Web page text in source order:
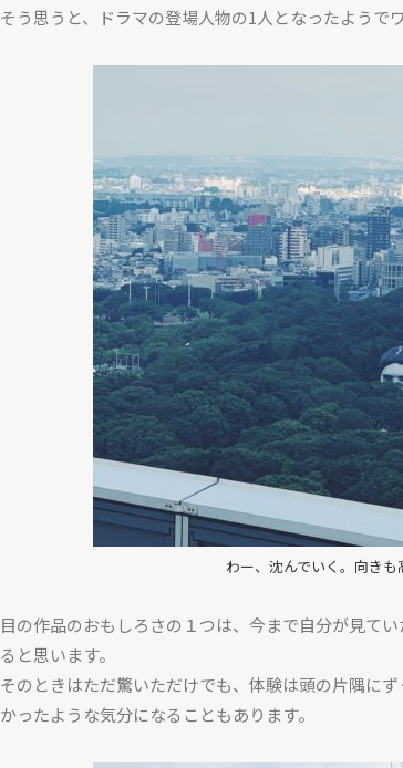
そう思うと、ドラマの登場人物の1人となったようで
わー、沈んでいく。向きも
目の作品のおもしろさの１つは、今まで自分が見て
ると思います。
そのときはただ驚いただけでも、体験は頭の片隅に
かったような気分になることもあります。